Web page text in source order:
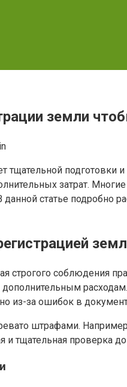
земли
тщательной
затрат.
данной статье
строгого соблюдения
из-за ошибок в
штрафами.
тщательная проверка